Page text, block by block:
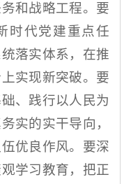
和战略工程。要
时代党建重点任
落实体系，在推
实现新突破。要
、践行以人民为
实的实干导向，
优良作风。要深
学习教育，把正